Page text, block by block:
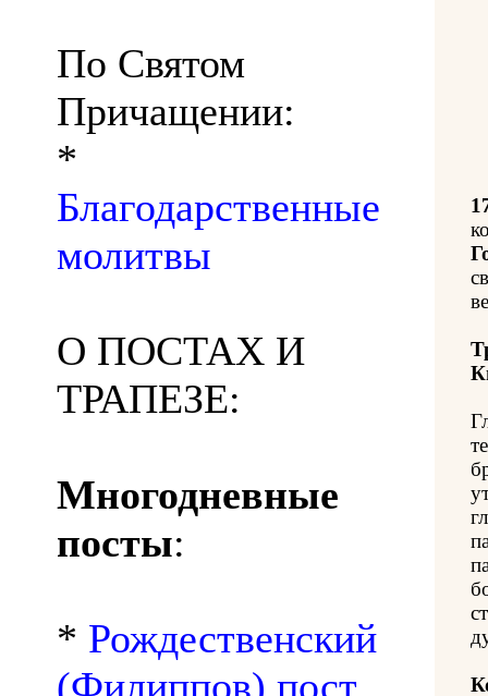
По Святом
Причащении:
*
Благодарственные
молитвы
О ПОСТАХ И
ТРАПЕЗЕ:
Многодневные
посты:
* Рождественский
(Филиппов) пост